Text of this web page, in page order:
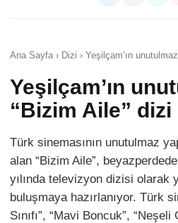
Ana Sayfa › Dizi › Yeşilçam’ın
Yeşilçam’ın
“Bizim Aile”
Türk sinemasının unutulmaz
alan “Bizim Aile”,
yılında televizyon dizisi olarak
buluşmaya hazırlanıyor. Türk
Sınıfı”, “Mavi Boncuk”,